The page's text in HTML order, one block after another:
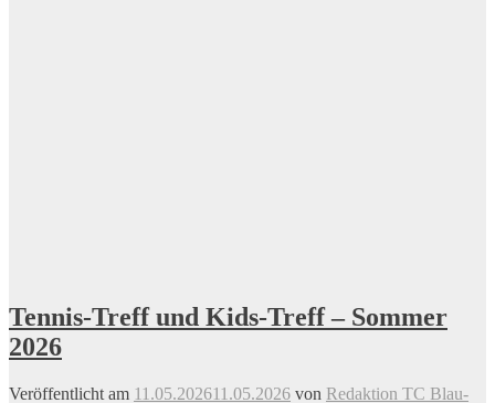
Tennis-Treff und Kids-Treff – Sommer
2026
Veröffentlicht am 11.05.202611.05.2026 von Redaktion TC Blau-